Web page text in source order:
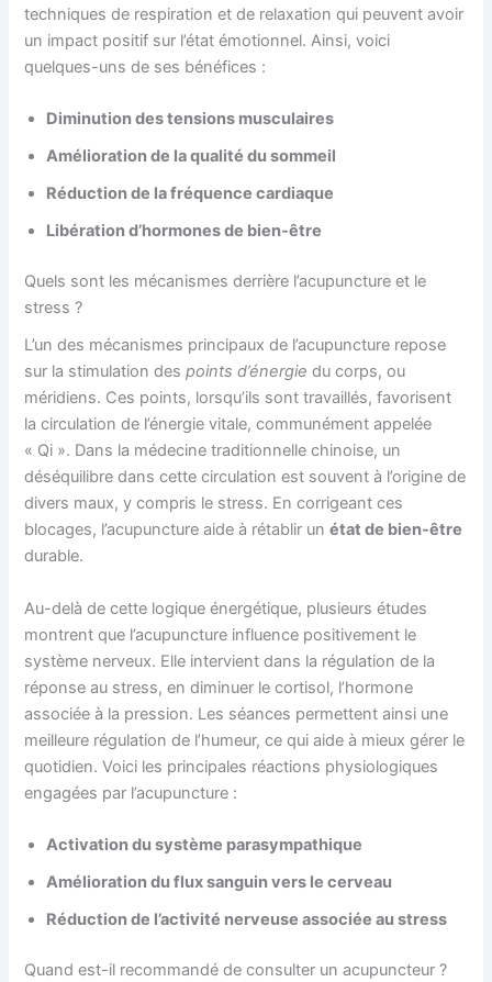
techniques de respiration et de relaxation qui peuvent avoir
un impact positif sur l’état émotionnel. Ainsi, voici
quelques-uns de ses bénéfices :
Diminution des tensions musculaires
Amélioration de la qualité du sommeil
Réduction de la fréquence cardiaque
Libération d’hormones de bien-être
Quels sont les mécanismes derrière l’acupuncture et le
stress ?
L’un des mécanismes principaux de l’acupuncture repose
sur la stimulation despoints d’énergie du corps, ou
méridiens. Ces points, lorsqu’ils sont travaillés, favorisent
la circulation de l’énergie vitale, communément appelée
« Qi ». Dans la médecine traditionnelle chinoise, un
déséquilibre dans cette circulation est souvent à l’origine de
divers maux, y compris le stress. En corrigeant ces
blocages, l’acupuncture aide à rétablir unétat de bien-être
durable.
Au-delà de cette logique énergétique, plusieurs études
montrent que l’acupuncture influence positivement le
système nerveux. Elle intervient dans la régulation de la
réponse au stress, en diminuer le cortisol, l’hormone
associée à la pression. Les séances permettent ainsi une
meilleure régulation de l’humeur, ce qui aide à mieux gérer le
quotidien. Voici les principales réactions physiologiques
engagées par l’acupuncture :
Activation du système parasympathique
Amélioration du flux sanguin vers le cerveau
Réduction de l’activité nerveuse associée au stress
Quand est-il recommandé de consulter un acupuncteur ?